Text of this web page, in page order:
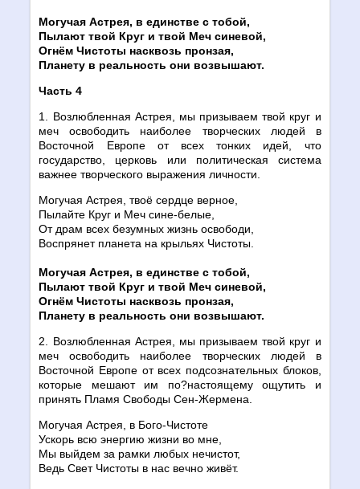
Могучая Астрея, в единстве с тобой,
Пылают твой Круг и твой Меч синевой,
Огнём Чистоты насквозь пронзая,
Планету в реальность они возвышают.
Часть 4
1. Возлюбленная Астрея, мы призываем твой круг и
меч освободить наиболее творческих людей в
Восточной Европе от всех тонких идей, что
государство, церковь или политическая система
важнее творческого выражения личности.
Могучая Астрея, твоё сердце верное,
Пылайте Круг и Меч сине-белые,
От драм всех безумных жизнь освободи,
Воспрянет планета на крыльях Чистоты.
Могучая Астрея, в единстве с тобой,
Пылают твой Круг и твой Меч синевой,
Огнём Чистоты насквозь пронзая,
Планету в реальность они возвышают.
2. Возлюбленная Астрея, мы призываем твой круг и
меч освободить наиболее творческих людей в
Восточной Европе от всех подсознательных блоков,
которые мешают им по?настоящему ощутить и
принять Пламя Свободы Сен-Жермена.
Могучая Астрея, в Бого-Чистоте
Ускорь всю энергию жизни во мне,
Мы выйдем за рамки любых нечистот,
Ведь Свет Чистоты в нас вечно живёт.